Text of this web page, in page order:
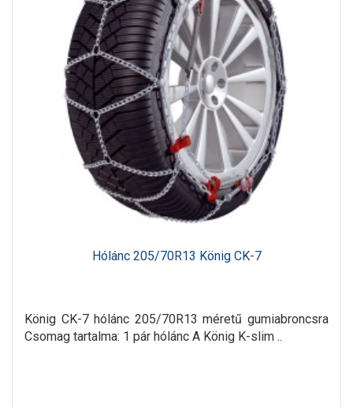
Hólánc 205/70R13 König CK-7
König CK-7 hólánc 205/70R13 méretű gumiabroncsra
Csomag tartalma: 1 pár hólánc A König K-slim ..